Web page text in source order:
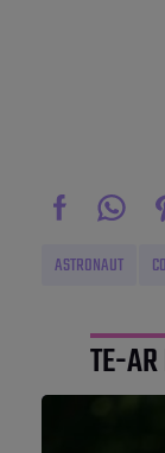
ASTRONAUT
TE-